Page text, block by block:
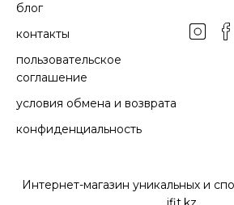
Интернет-магазин уникальных и
блог
контакты
пользовательское
соглашение
условия обмена и возврата
конфиденциальность